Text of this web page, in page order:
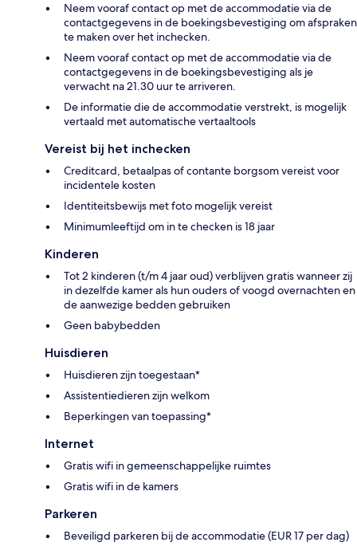
Neem vooraf contact op met de accommodatie via de
contactgegevens in de boekingsbevestiging om afspraken
te maken over het inchecken.
Neem vooraf contact op met de accommodatie via de
contactgegevens in de boekingsbevestiging als je
verwacht na 21.30 uur te arriveren.
De informatie die de accommodatie verstrekt, is mogelijk
vertaald met automatische vertaaltools
Vereist bij het inchecken
Creditcard, betaalpas of contante borgsom vereist voor
incidentele kosten
Identiteitsbewijs met foto mogelijk vereist
Minimumleeftijd om in te checken is 18 jaar
Kinderen
Tot 2 kinderen (t/m 4 jaar oud) verblijven gratis wanneer zij
in dezelfde kamer als hun ouders of voogd overnachten en
de aanwezige bedden gebruiken
Geen babybedden
Huisdieren
Huisdieren zijn toegestaan*
Assistentiedieren zijn welkom
Beperkingen van toepassing*
Internet
Gratis wifi in gemeenschappelijke ruimtes
Gratis wifi in de kamers
Parkeren
Beveiligd parkeren bij de accommodatie (EUR 17 per dag)